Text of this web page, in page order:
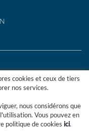
INFO CANAL ÉTHIQUE
cookies et ceux de tiers
nos services.
nous considérons que
Vous pouvez en
politique de cookies ici.